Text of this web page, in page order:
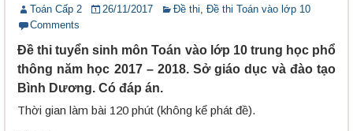
Toán Cấp 2 26/11/2017 Đề thi, Đề thi Toán vào lớp 10
Comments
Đề thi tuyển sinh môn Toán vào lớp 10 trung học phổ
thông năm học 2017 – 2018. Sở giáo dục và đào tạo
Bình Dương. Có đáp án.
Thời gian làm bài 120 phút (không kể phát đề).